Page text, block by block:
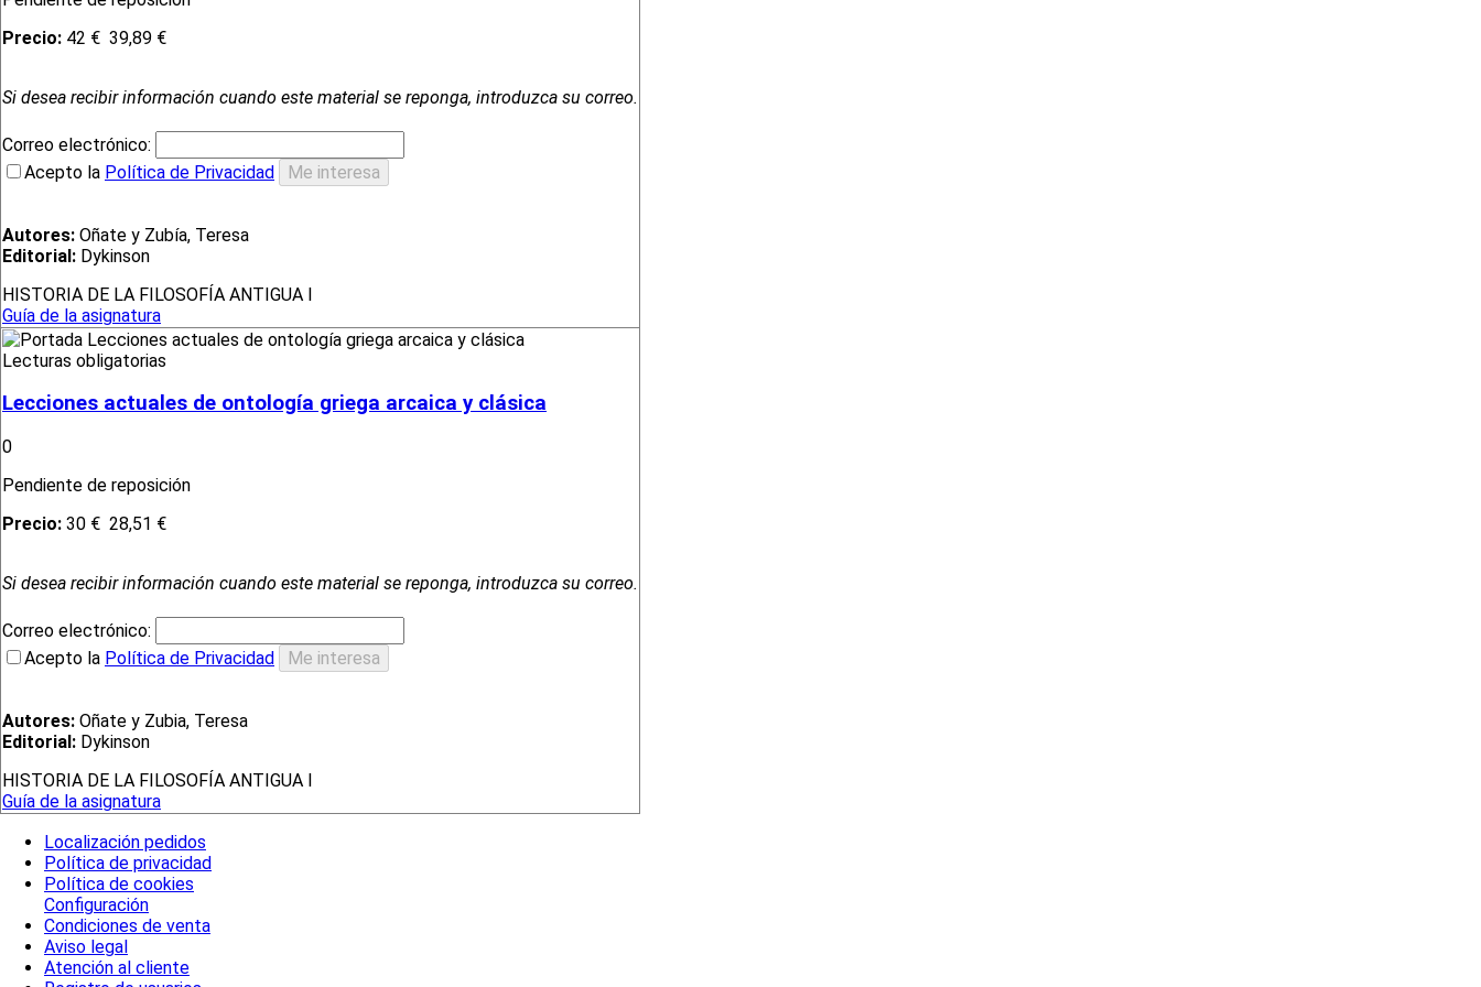
Precio: 42 € 39,89 €
Si desea recibir información cuando este material se reponga, introduzca su correo.
Correo electrónico:
Acepto la Política de Privacidad
Autores: Oñate y Zubía, Teresa
Editorial: Dykinson
HISTORIA DE LA FILOSOFÍA ANTIGUA I
Guía de la asignatura
Lecturas obligatorias
Lecciones actuales de ontología griega arcaica y clásica
0
Pendiente de reposición
Precio: 30 € 28,51 €
Si desea recibir información cuando este material se reponga, introduzca su correo.
Correo electrónico:
Acepto la Política de Privacidad
Autores: Oñate y Zubia, Teresa
Editorial: Dykinson
HISTORIA DE LA FILOSOFÍA ANTIGUA I
Guía de la asignatura
Localización pedidos
Política de privacidad
Política de cookies
Configuración
Condiciones de venta
Aviso legal
Atención al cliente